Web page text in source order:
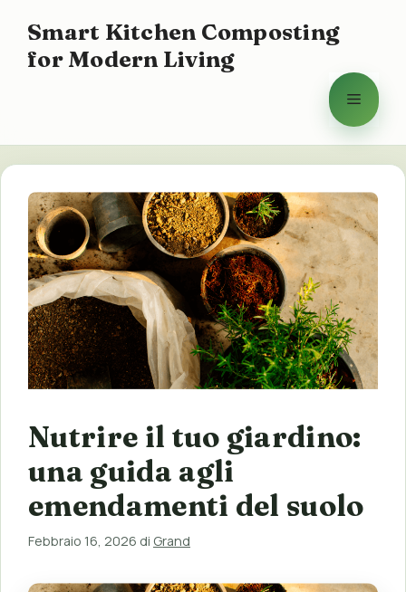
contenuto
Smart Kitchen Composting
for Modern Living
Menu
Nutrire il tuo giardino:
una guida agli
emendamenti del suolo
Febbraio 16, 2026 di Grand